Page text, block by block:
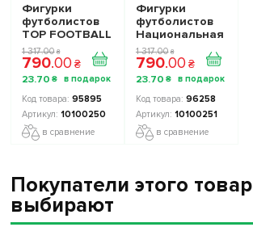
Фигурки
футболистов
TOP FOOTBALL
STARS - Набор
The Football
Stars
Collection 1
10100250
1 317.00 ₴
790.00 ₴
23.70 ₴
95895
10100250
в сравнение
Фигурки
футболистов
Национальная
Сборная
Украины TOP
FOOTBALL
STARS
Collection 2
10100251
1 317.00 ₴
790.00 ₴
23.70 ₴
96258
10100251
в сравнение
Покупатели этого
выбирают